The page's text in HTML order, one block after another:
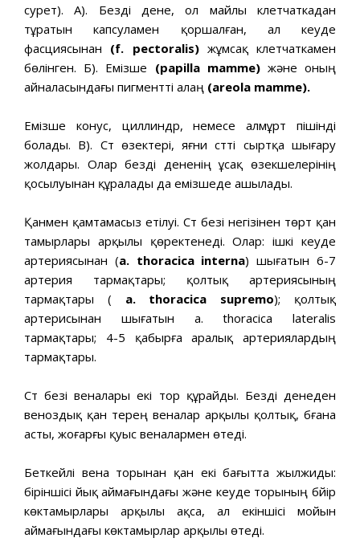
сурет). А). Безді дене, ол майлы клетчаткадан
тұратын капсуламен қоршалған, ал кеуде
фасциясынан (f. pectoralis)жұмсақ клетчаткамен
бөлінген. Б). Емізше (papilla mamme)және оның
айналасындағы пигментті алаң (areola mamme).
Емізше конус, циллиндр, немесе алмұрт пішінді
болады. В). Сүт өзектері, яғни сүтті сыртқа шығару
жолдары. Олар безді дененің ұсақ өзекшелерінің
қосылуынан құралады да емізшеде ашылады.
Қанмен қамтамасыз етілуі. Сүт безі негізінен төрт қан
тамырлары арқылы қөректенеді. Олар: ішкі кеуде
артериясынан (a. thoracica interna) шығатын 6-7
артерия тармақтары; қолтық артериясының
тармақтары ( a. thoracica supremo); қолтық
артерисынан шығатын а. thoracica lateralis
тармақтары; 4-5 қабырға аралық артериялардың
тармақтары.
Сүт безі веналары екі тор құрайды. Безді денеден
веноздық қан терең веналар арқылы қолтық, бүғана
асты, жоғарғы қуыс веналармен өтеді.
Беткейлі вена торынан қан екі бағытта жылжиды:
біріншісі йық аймағындағы және кеуде торының бүйір
көктамырлары арқылы ақса, ал екіншісі мойын
аймағындағы көктамырлар арқылы өтеді.